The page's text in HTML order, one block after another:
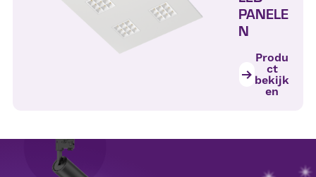
PANELE
N
Produ
ct
bekijk
en